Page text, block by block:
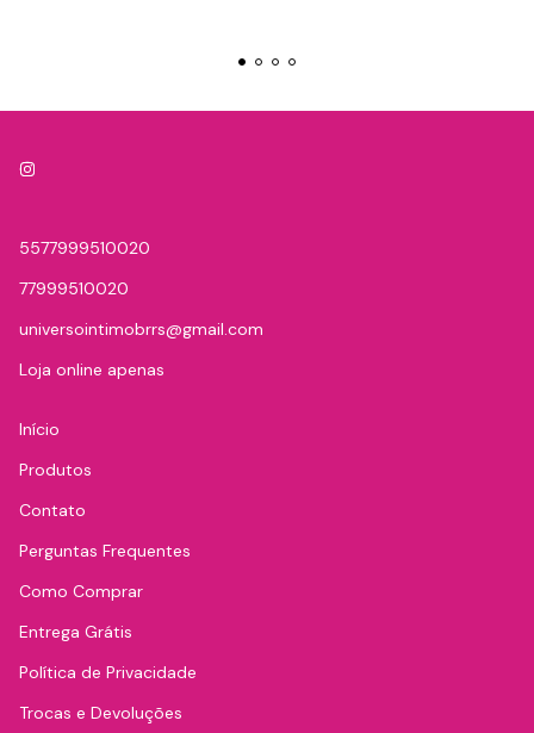
5577999510020
77999510020
universointimobrrs@gmail.com
Loja online apenas
Início
Produtos
Contato
Perguntas Frequentes
Como Comprar
Entrega Grátis
Política de Privacidade
Trocas e Devoluções